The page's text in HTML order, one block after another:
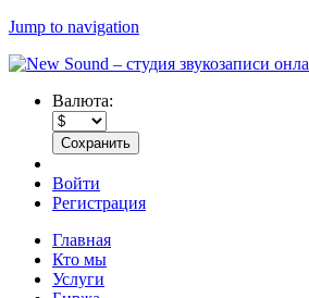
Jump to navigation
Валюта:
Войти
Регистрация
Главная
Кто мы
Услуги